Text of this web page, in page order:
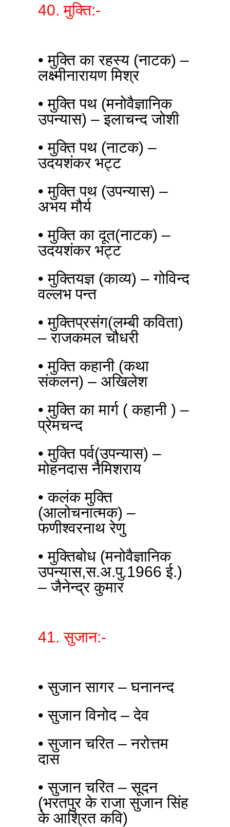
40. मुक्ति:-
• मुक्ति का रहस्य (नाटक) –
लक्ष्मीनारायण मिश्र
• मुक्ति पथ (मनोवैज्ञानिक
उपन्यास) – इलाचन्द जोशी
• मुक्ति पथ (नाटक) –
उदयशंकर भट्ट
• मुक्ति पथ (उपन्यास) –
अभय मौर्य
• मुक्ति का दूत(नाटक) –
उदयशंकर भट्ट
• मुक्तियज्ञ (काव्य) – गोविन्द
वल्लभ पन्त
• मुक्तिप्रसंग(लम्बी कविता)
– राजकमल चौधरी
• मुक्ति कहानी (कथा
संकलन) – अखिलेश
• मुक्ति का मार्ग ( कहानी ) –
प्रेमचन्द
• मुक्ति पर्व(उपन्यास) –
मोहनदास नैमिशराय
• कलंक मुक्ति
(आलोचनात्मक) –
फणीश्वरनाथ रेणु
• मुक्तिबोध (मनोवैज्ञानिक
उपन्यास,स.अ.पु.1966 ई.)
– जैनेन्द्र कुमार
41. सुजान:-
• सुजान सागर – घनानन्द
• सुजान विनोद – देव
• सुजान चरित – नरोत्तम
दास
• सुजान चरित – सूदन
(भरतपुर के राजा सुजान सिंह
के आश्रित कवि)